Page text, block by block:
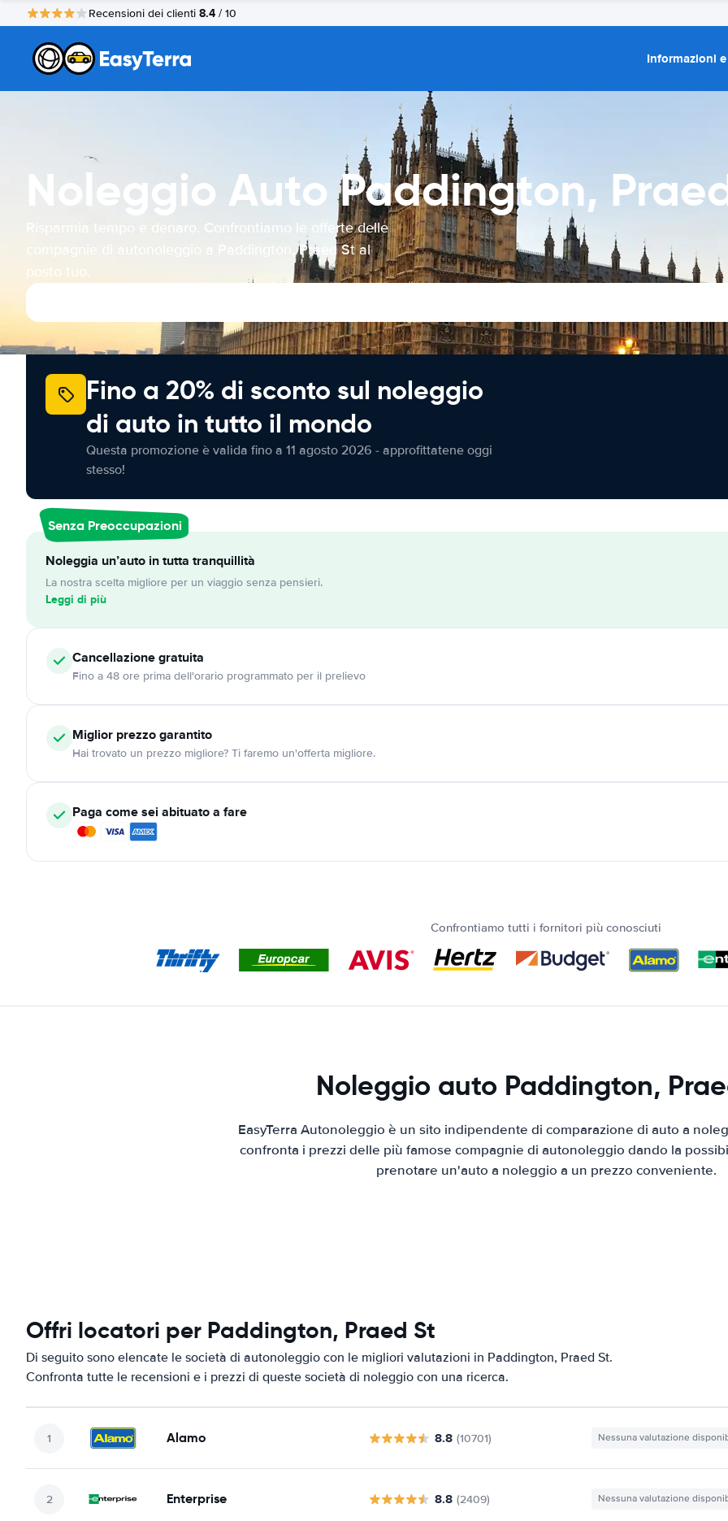
Recensioni dei clienti 8.4 / 10
Informazioni
Noleggio Auto Paddington,
Risparmia tempo e denaro. Confrontiamo le offerte delle
compagnie di autonoleggio a Paddington, Praed St al
posto tuo.
Fino a 20% di sconto sul noleggio
di auto in tutto il mondo
Questa promozione è valida fino a 11 agosto 2026 - approfittatene oggi
stesso!
Senza Preoccupazioni
Noleggia un’auto in tutta tranquillità
La nostra scelta migliore per un viaggio senza pensieri.
Leggi di più
Cancellazionegratuita
Fino a 48 ore prima dell'orario programmato per il prelievo
Miglior prezzo garantito
Hai trovato un prezzo migliore? Ti faremo un'offerta migliore.
Paga come sei abituato a fare
Confrontiamo tutti i fornitori più conosciuti
Noleggio auto Paddington,
EasyTerra Autonoleggio è un sito indipendente di comparazione di auto a
confronta i prezzi delle più famose compagnie di autonoleggio dando la
prenotare un'auto a noleggio a un prezzo conveniente.
Offri locatori per Paddington, Praed St
Di seguito sono elencate le società di autonoleggio con le migliori valutazioni in Paddington, Praed St.
Confronta tutte le recensioni e i prezzi di queste società di noleggio con una ricerca.
Alamo 8.8 (10701) Nessuna valutazione
Enterprise 8.8 (2409) Nessuna valutazione